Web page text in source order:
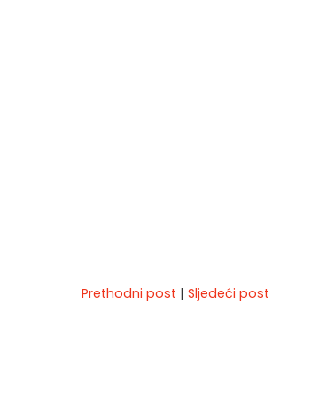
Prethodni post | Sljedeći post